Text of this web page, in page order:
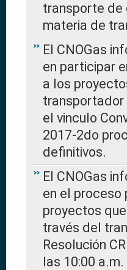
transporte de
materia de
El CNOGas
en participar
a los
transportador
el vinculo
2017-2do
definitivos.
El CNOGas
en el proceso
proyectos
través del
Resolución
las 10:00